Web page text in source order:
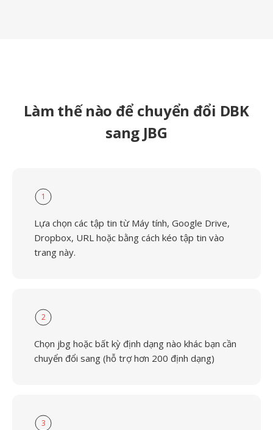
Làm thế nào để chuyển đổi DBK
sang JBG
1
Lựa chọn các tập tin từ Máy tính, Google Drive,
Dropbox, URL hoặc bằng cách kéo tập tin vào
trang này.
2
Chọn jbg hoặc bất kỳ định dạng nào khác bạn cần
chuyển đổi sang (hỗ trợ hơn 200 định dạng)
3